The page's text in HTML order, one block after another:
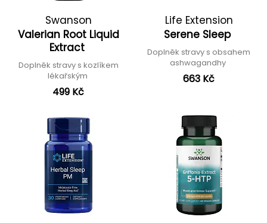
Swanson
Valerian Root Liquid
Extract
Doplněk stravy s kozlíkem
lékařským
499 Kč
Life Extension
Serene Sleep
Doplněk stravy s obsahem
ashwagandhy
663 Kč